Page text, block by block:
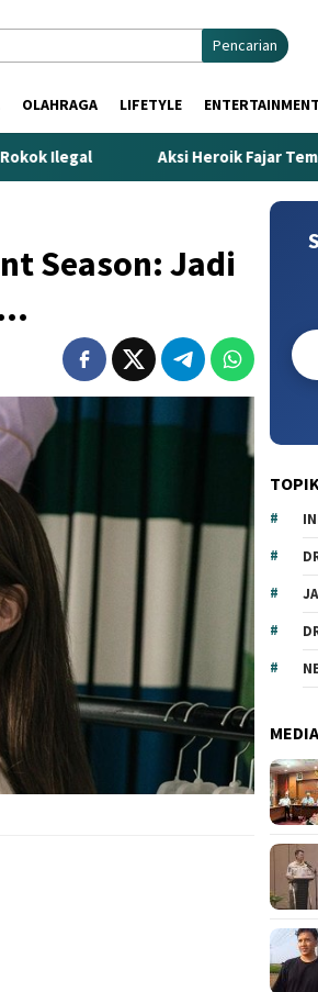
Pencarian
OLAHRAGA LIFETYLE ENTERTAINMENT
Aksi Heroik Fajar Temukan Bocah
Season: Jadi